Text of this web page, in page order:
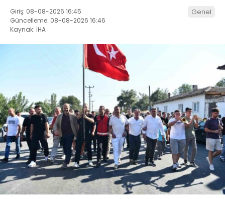
Giriş: 08-08-2026 16:45
Güncelleme: 08-08-2026 16:46
Kaynak: İHA
Genel